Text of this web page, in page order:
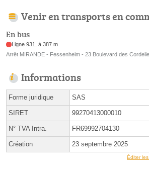
Venir en transports en
En bus
Ligne 931, à 387 m
Arrêt MIRANDE - Fessenheim - 23 Boulevard des
Informations
Forme juridique SAS
SIRET 99270413000010
N° TVA Intra. FR69992704130
Création 23 septembre 2025
Éditer